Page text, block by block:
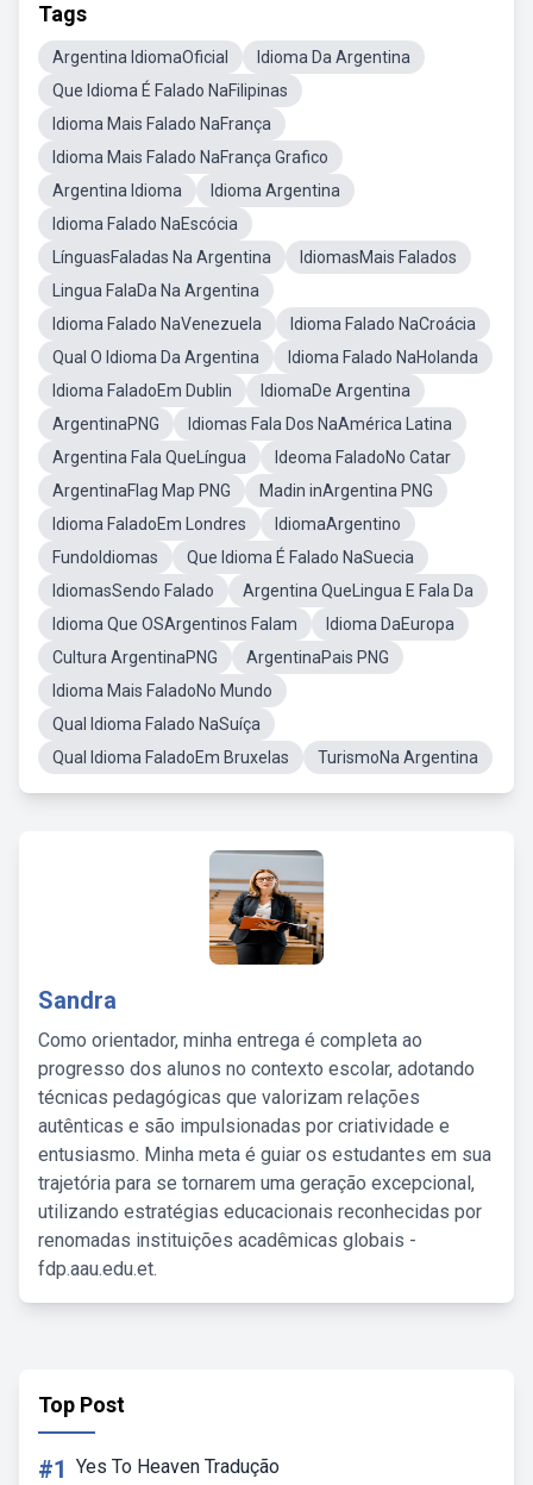
Tags
Argentina IdiomaOficial
Idioma Da Argentina
Que Idioma É Falado NaFilipinas
Idioma Mais Falado NaFrança
Idioma Mais Falado NaFrança Grafico
Argentina Idioma
Idioma Argentina
Idioma Falado NaEscócia
LínguasFaladas Na Argentina
IdiomasMais Falados
Lingua FalaDa Na Argentina
Idioma Falado NaVenezuela
Idioma Falado NaCroácia
Qual O Idioma Da Argentina
Idioma Falado NaHolanda
Idioma FaladoEm Dublin
IdiomaDe Argentina
ArgentinaPNG
Idiomas Fala Dos NaAmérica Latina
Argentina Fala QueLíngua
Ideoma FaladoNo Catar
ArgentinaFlag Map PNG
Madin inArgentina PNG
Idioma FaladoEm Londres
IdiomaArgentino
FundoIdiomas
Que Idioma É Falado NaSuecia
IdiomasSendo Falado
Argentina QueLingua E Fala Da
Idioma Que OSArgentinos Falam
Idioma DaEuropa
Cultura ArgentinaPNG
ArgentinaPais PNG
Idioma Mais FaladoNo Mundo
Qual Idioma Falado NaSuíça
Qual Idioma FaladoEm Bruxelas
TurismoNa Argentina
Sandra
Como orientador, minha entrega é completa ao
progresso dos alunos no contexto escolar, adotando
técnicas pedagógicas que valorizam relações
autênticas e são impulsionadas por criatividade e
entusiasmo. Minha meta é guiar os estudantes em sua
trajetória para se tornarem uma geração excepcional,
utilizando estratégias educacionais reconhecidas por
renomadas instituições acadêmicas globais -
fdp.aau.edu.et.
Top Post
#1 Yes To Heaven Tradução